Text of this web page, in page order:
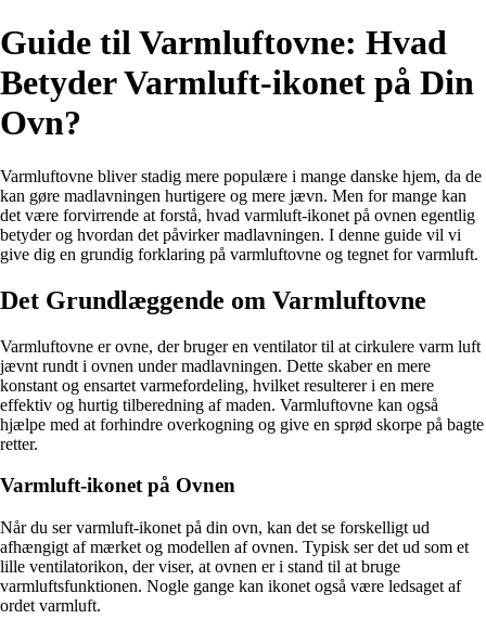
Guide til Varmluftovne: Hvad
Betyder Varmluft-ikonet på Din
Ovn?
Varmluftovne bliver stadig mere populære i mange danske hjem, da de
kan gøre madlavningen hurtigere og mere jævn. Men for mange kan
det være forvirrende at forstå, hvad varmluft-ikonet på ovnen egentlig
betyder og hvordan det påvirker madlavningen. I denne guide vil vi
give dig en grundig forklaring på varmluftovne og tegnet for varmluft.
Det Grundlæggende om Varmluftovne
Varmluftovne er ovne, der bruger en ventilator til at cirkulere varm luft
jævnt rundt i ovnen under madlavningen. Dette skaber en mere
konstant og ensartet varmefordeling, hvilket resulterer i en mere
effektiv og hurtig tilberedning af maden. Varmluftovne kan også
hjælpe med at forhindre overkogning og give en sprød skorpe på bagte
retter.
Varmluft-ikonet på Ovnen
Når du ser varmluft-ikonet på din ovn, kan det se forskelligt ud
afhængigt af mærket og modellen af ovnen. Typisk ser det ud som et
lille ventilatorikon, der viser, at ovnen er i stand til at bruge
varmluftsfunktionen. Nogle gange kan ikonet også være ledsaget af
ordet varmluft.